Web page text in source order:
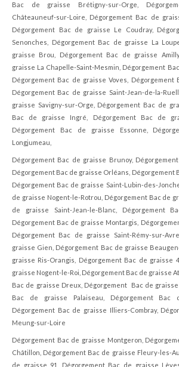
Bac de graisse Brétigny-sur-Orge,
Châteauneuf-sur-Loire, Dégorgement Bac de
Dégorgement Bac de graisse Le Coudray,
Senonches, Dégorgement Bac de graisse La
graisse Brou, Dégorgement Bac de graisse
graisse La Chapelle-Saint-Mesmin, Dégorgement
Dégorgement Bac de graisse Voves, Dégorgement
Dégorgement Bac de graisse Saint-Jean-de-la-
graisse Savigny-sur-Orge, Dégorgement Bac de
Bac de graisse Ingré, Dégorgement Bac de
Dégorgement Bac de graisse Essonne,
Longjumeau,
Dégorgement Bac de graisse Brunoy,
Dégorgement Bac de graisse Orléans, Dégorgement
Dégorgement Bac de graisse Saint-Lubin-des-
de graisse Nogent-le-Rotrou, Dégorgement Bac de
de graisse Saint-Jean-le-Blanc, Dégorgement
Dégorgement Bac de graisse Montargis,
Dégorgement Bac de graisse Saint-Rémy-sur-
graisse Gien, Dégorgement Bac de graisse
graisse Ris-Orangis, Dégorgement Bac de graisse
graisse Nogent-le-Roi, Dégorgement Bac de graisse
Bac de graisse Dreux, Dégorgement Bac de
Bac de graisse Palaiseau, Dégorgement Bac
Dégorgement Bac de graisse Illiers-Combray,
Meung-sur-Loire
Dégorgement Bac de graisse Montgeron,
Châtillon, Dégorgement Bac de graisse Fleury-les-
de graisse 91, Dégorgement Bac de graisse